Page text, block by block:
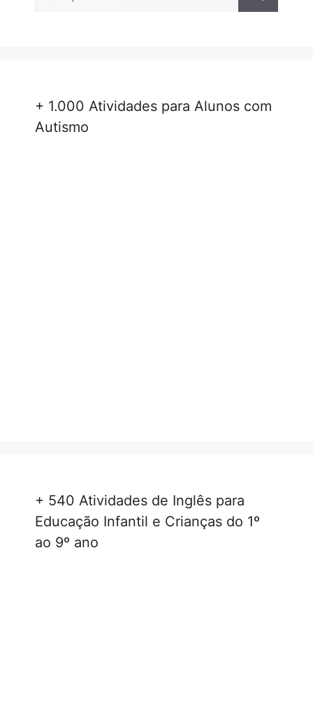
+ 1.000 Atividades para Alunos com
Autismo
+ 540 Atividades de Inglês para
Educação Infantil e Crianças do 1º
ao 9º ano